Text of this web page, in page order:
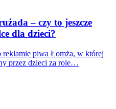
– czy to jeszcze
dla dzieci?
reklamie piwa Łomża, w której
przez dzieci za role…